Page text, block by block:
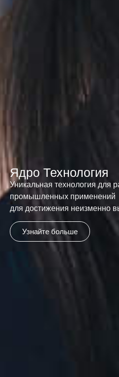
Ядро Технология
Уникальная технология для
промышленных применений
для достижения неизменно
Узнайте больше